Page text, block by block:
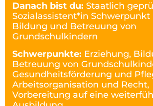
Danach bist du: Staatlich
Sozialassistent*in Schwerpunkt
Bildung und Betreuung von
Grundschulkindern
Schwerpunkte: Erziehung,
Betreuung von
Gesundheitsförderung und
Arbeitsorganisation und Recht,
Vorbereitung auf eine